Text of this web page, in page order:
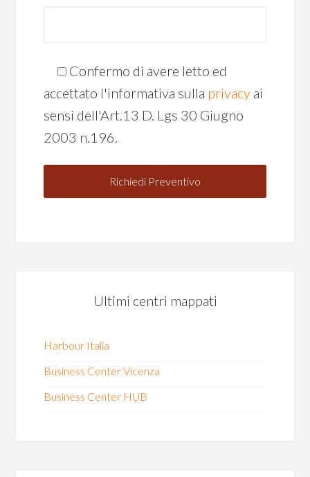
Confermo di avere letto ed
accettato l'informativa sulla privacy ai
sensi dell'Art.13 D. Lgs 30 Giugno
2003 n.196.
Ultimi centri mappati
Harbour Italia
Business Center Vicenza
Business Center HUB